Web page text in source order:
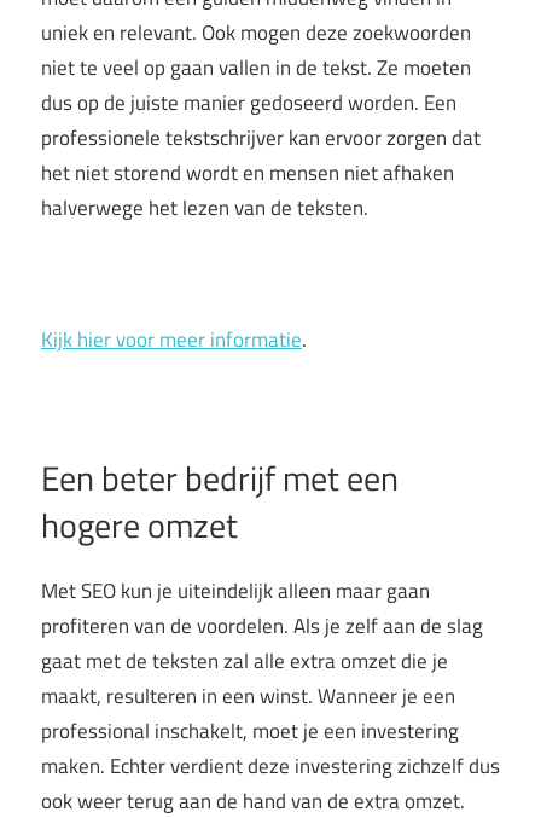
uniek en relevant. Ook mogen deze zoekwoorden
niet te veel op gaan vallen in de tekst. Ze moeten
dus op de juiste manier gedoseerd worden. Een
professionele tekstschrijver kan ervoor zorgen dat
het niet storend wordt en mensen niet afhaken
halverwege het lezen van de teksten.
Kijk hier voor meer informatie.
Een beter bedrijf met een
hogere omzet
Met SEO kun je uiteindelijk alleen maar gaan
profiteren van de voordelen. Als je zelf aan de slag
gaat met de teksten zal alle extra omzet die je
maakt, resulteren in een winst. Wanneer je een
professional inschakelt, moet je een investering
maken. Echter verdient deze investering zichzelf dus
ook weer terug aan de hand van de extra omzet.